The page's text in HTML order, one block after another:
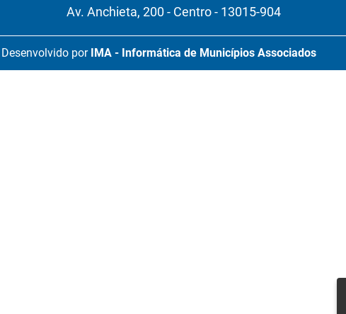
Av. Anchieta, 200 - Centro - 13015-904
Desenvolvido por IMA - Informática de Municípios Associados